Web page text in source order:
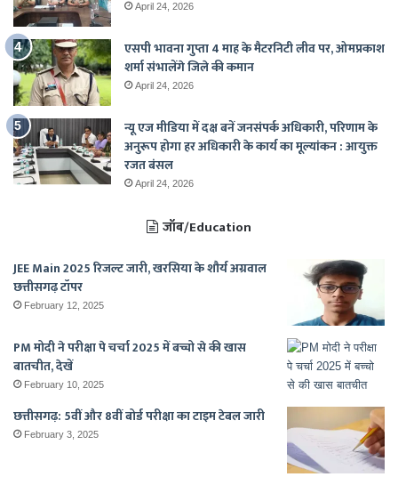
April 24, 2026
एसपी भावना गुप्ता 4 माह के मैटरनिटी लीव पर, ओमप्रकाश
शर्मा संभालेंगे जिले की कमान
April 24, 2026
न्यू एज मीडिया में दक्ष बनें जनसंपर्क अधिकारी, परिणाम के
अनुरूप होगा हर अधिकारी के कार्य का मूल्यांकन : आयुक्त
रजत बंसल
April 24, 2026
जॉब/Education
JEE Main 2025 रिजल्ट जारी, खरसिया के शौर्य अग्रवाल
छत्तीसगढ़ टॉपर
February 12, 2025
PM मोदी ने परीक्षा पे चर्चा 2025 में बच्चो से की खास
बातचीत, देखें
February 10, 2025
छत्तीसगढ़: 5वीं और 8वीं बोर्ड परीक्षा का टाइम टेबल जारी
February 3, 2025